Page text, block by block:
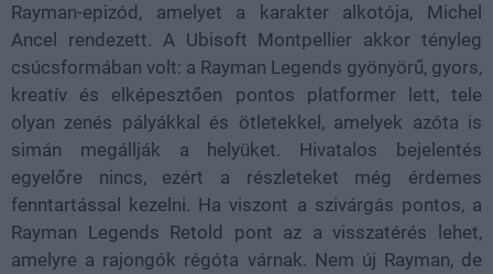
Rayman-epizód, amelyet a karakter alkotója, Michel
Ancel rendezett. A Ubisoft Montpellier akkor tényleg
csúcsformában volt: a Rayman Legends gyönyörű, gyors,
kreatív és elképesztően pontos platformer lett, tele
olyan zenés pályákkal és ötletekkel, amelyek azóta is
simán megállják a helyüket. Hivatalos bejelentés
egyelőre nincs, ezért a részleteket még érdemes
fenntartással kezelni. Ha viszont a szivárgás pontos, a
Rayman Legends Retold pont az a visszatérés lehet,
amelyre a rajongók régóta várnak. Nem új Rayman, de